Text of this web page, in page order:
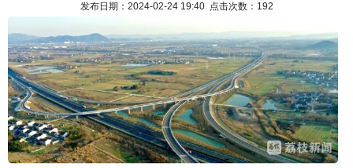
发布日期：2024-02-24 19:40 点击次数：192